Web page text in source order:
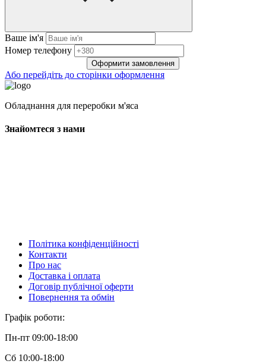
Ваше ім'я
Нoмep тeлeфoнy
Оформити замовлення
Або перейдіть до сторінки оформлення
Обладнання для переробки м'яса
Знайомтеся з нами
Політика конфіденційності
Контакти
Про нас
Доставка і оплата
Договір публічної оферти
Повернення та обмін
Графік роботи:
Пн-пт 09:00-18:00
Сб 10:00-18:00